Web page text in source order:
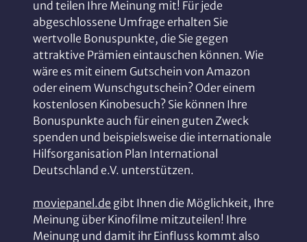
und teilen Ihre Meinung mit! Für jede
abgeschlossene Umfrage erhalten Sie
wertvolle Bonuspunkte, die Sie gegen
attraktive Prämien eintauschen können. Wie
wäre es mit einem Gutschein von Amazon
oder einem Wunschgutschein? Oder einem
kostenlosen Kinobesuch? Sie können Ihre
Bonuspunkte auch für einen guten Zweck
spenden und beispielsweise die internationale
Hilfsorganisation Plan International
Deutschland e.V. unterstützen.
moviepanel.de gibt Ihnen die Möglichkeit, Ihre
Meinung über Kinofilme mitzuteilen! Ihre
Meinung und damit ihr Einfluss kommt also